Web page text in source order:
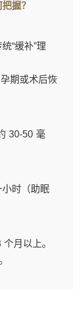
握？
“缓补”理
期或术后恢
30-50 毫
时（助眠
月以上。